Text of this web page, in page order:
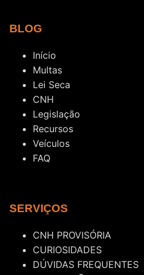
BLOG
Início
Multas
Lei Seca
CNH
Legislação
Recursos
Veículos
FAQ
SERVIÇOS
CNH PROVISÓRIA
CURIOSIDADES
DÚVIDAS FREQUENTES